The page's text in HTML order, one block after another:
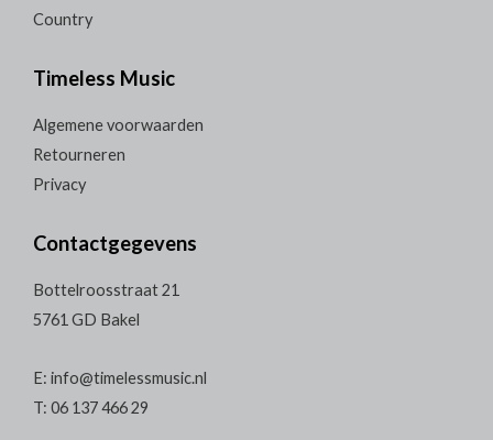
Country
Timeless Music
Algemene voorwaarden
Retourneren
Privacy
Contactgegevens
Bottelroosstraat 21
5761 GD Bakel
E: info@timelessmusic.nl
T: 06 137 466 29